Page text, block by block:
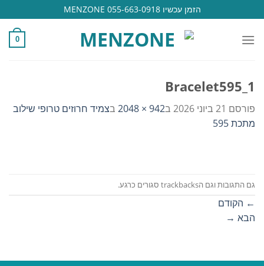
to
content
הזמן עכשיו 055-663-0918 MENZONE
0
Bracelet595_1
פורסם 21 ביוני 2026 ב942 × 2048 בצמיד חרוזים טרופי שילוב
מתכת 595
גם התגובות וגם הtrackbacks סגורים כרגע.
← הקודם
הבא →